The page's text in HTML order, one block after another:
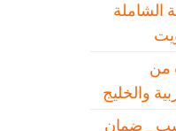
الشاملة
من
والخليج
_ ضمان